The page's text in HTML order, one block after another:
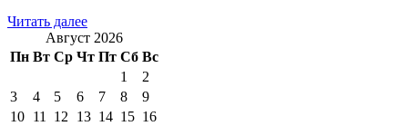
Читать далее
Август 2026
Пн Вт Ср Чт Пт Сб Вс
1
2
3
4 5 6 7 8
9
10 11 12 13 14 15 16